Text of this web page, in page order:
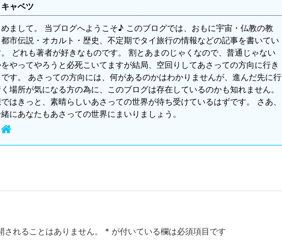
ャベツ
まして。 当ブログへようこそ♪ このブログでは、おもに宇宙・仏教の教
都市伝説・オカルト・歴史、不定期でタイ旅行の情報などの記事を書いてい
。 どれも著者が好きなものです。 割とあまのじゃくなので、普通じゃない
やってやろうと必死こいてますが結局、空回りしてあさっての方向に行き
す。 あさっての方向には、何があるのかはわかりませんが、進んだ先に行
く場所が気になる方の為に、このブログは存在しているのかも知れません。
はきっと、素晴らしいあさっての世界が待ち受けているはずです。 さあ、
緒にあなたもあさっての世界にまいりましょう。
されることはありません。 * が付いている欄は必須項目です